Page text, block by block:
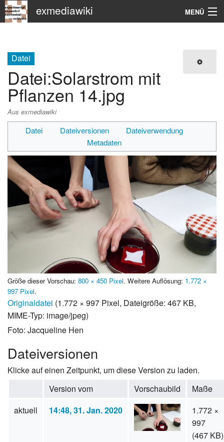
exmediawiki MENÜ
KHM
Suche
Datei
Datei:Solarstrom mit
Pflanzen 14.jpg
Aus exmediawiki
Datei Dateiversionen
Dateiverwendung
Metadaten
Größe dieser Vorschau: 800 × 450 Pixel. Weitere Auflösung: 1.772 ×
997 Pixel.
Originaldatei (1.772 × 997 Pixel, Dateigröße: 467 KB,
MIME-Typ: image/jpeg)
Foto: Jacqueline Hen
Dateiversionen
Klicke auf einen Zeitpunkt, um diese Version zu laden.
Version vom
Vorschaubild
Maße
aktuell
14:48, 31. Jan. 2020
1.772 ×
997
(467 KB)